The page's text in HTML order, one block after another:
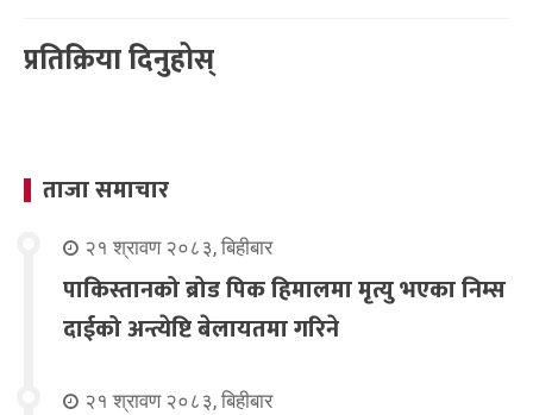
प्रतिक्रिया दिनुहोस्
ताजा समाचार
२१ श्रावण २०८३, बिहीबार
पाकिस्तानको ब्रोड पिक हिमालमा मृत्यु भएका निम्स
दाईको अन्त्येष्टि बेलायतमा गरिने
२१ श्रावण २०८३, बिहीबार